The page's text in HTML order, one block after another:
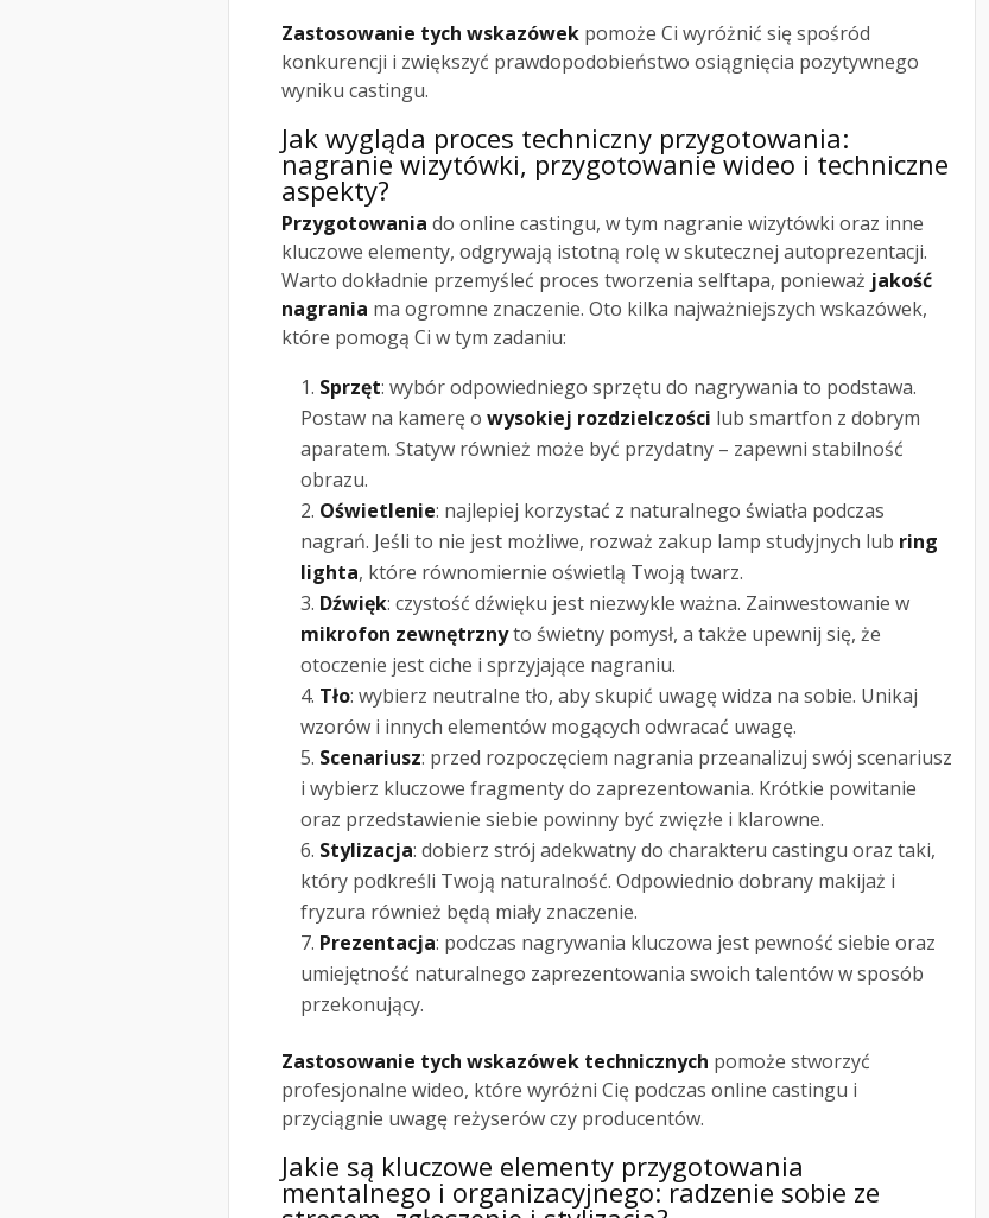
Zastosowanie tych wskazówek pomoże Ci wyróżnić się spośród
konkurencji i zwiększyć prawdopodobieństwo osiągnięcia pozytywnego
wyniku castingu.
Jak wygląda proces techniczny przygotowania:
nagranie wizytówki, przygotowanie wideo i techniczne
aspekty?
Przygotowania do online castingu, w tym nagranie wizytówki oraz inne
kluczowe elementy, odgrywają istotną rolę w skutecznej autoprezentacji.
Warto dokładnie przemyśleć proces tworzenia selftapa, ponieważ jakość
nagrania ma ogromne znaczenie. Oto kilka najważniejszych wskazówek,
które pomogą Ci w tym zadaniu:
Sprzęt: wybór odpowiedniego sprzętu do nagrywania to podstawa.
Postaw na kamerę o wysokiej rozdzielczości lub smartfon z dobrym
aparatem. Statyw również może być przydatny – zapewni stabilność
obrazu.
Oświetlenie: najlepiej korzystać z naturalnego światła podczas
nagrań. Jeśli to nie jest możliwe, rozważ zakup lamp studyjnych lub ring
lighta, które równomiernie oświetlą Twoją twarz.
Dźwięk: czystość dźwięku jest niezwykle ważna. Zainwestowanie w
mikrofon zewnętrznyto świetny pomysł, a także upewnij się, że
otoczenie jest ciche i sprzyjające nagraniu.
Tło: wybierz neutralne tło, aby skupić uwagę widza na sobie. Unikaj
wzorów i innych elementów mogących odwracać uwagę.
Scenariusz: przed rozpoczęciem nagrania przeanalizuj swój scenariusz
i wybierz kluczowe fragmenty do zaprezentowania. Krótkie powitanie
oraz przedstawienie siebie powinny być zwięzłe i klarowne.
Stylizacja: dobierz strój adekwatny do charakteru castingu oraz taki,
który podkreśli Twoją naturalność. Odpowiednio dobrany makijaż i
fryzura również będą miały znaczenie.
Prezentacja: podczas nagrywania kluczowa jest pewność siebie oraz
umiejętność naturalnego zaprezentowania swoich talentów w sposób
przekonujący.
Zastosowanie tych wskazówek technicznych pomoże stworzyć
profesjonalne wideo, które wyróżni Cię podczas online castingu i
przyciągnie uwagę reżyserów czy producentów.
Jakie są kluczowe elementy przygotowania
mentalnego i organizacyjnego: radzenie sobie ze